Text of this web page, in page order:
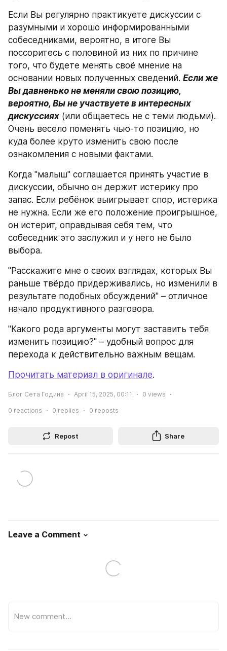
Если Вы регулярно практикуете дискуссии с
разумными и хорошо информированными
собеседниками, вероятно, в итоге Вы
поссоритесь с половиной из них по причине
того, что будете менять своё мнение на
основании новых полученных сведений. Если же
Вы давненько не меняли свою позицию,
вероятно, Вы не участвуете в интересных
дискуссиях (или общаетесь не с теми людьми).
Очень весело поменять чью-то позицию, но
куда более круто изменить свою после
ознакомления с новыми фактами.
Когда "малыш" соглашается принять участие в
дискуссии, обычно он держит истерику про
запас. Если ребёнок выигрывает спор, истерика
не нужна. Если же его положение проигрышное,
он истерит, оправдывая себя тем, что
собеседник это заслужил и у него не было
выбора.
"Расскажите мне о своих взглядах, которых Вы
раньше твёрдо придерживались, но изменили в
результате подобных обсуждений" – отличное
начало продуктивного разговора.
"Какого рода аргументы могут заставить тебя
изменить позицию?" – удобный вопрос для
перехода к действительно важным вещам.
Прочитать материал в оригинале.
Блог Сета Година April 15, 2025, 00:11 0 views
0 reactions 0 replies 0 reposts
Repost Share
Leave a Comment